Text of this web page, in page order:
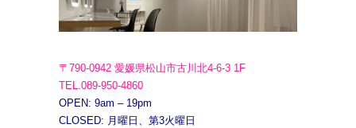
〒790-0942 愛媛県松山市古川北4-6-3 1F
TEL.089-950-4860
OPEN: 9am – 19pm
CLOSED: 月曜日、第3火曜日